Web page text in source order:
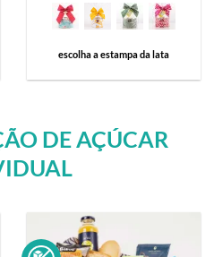
escolha a estampa da lata
DE AÇÚCAR